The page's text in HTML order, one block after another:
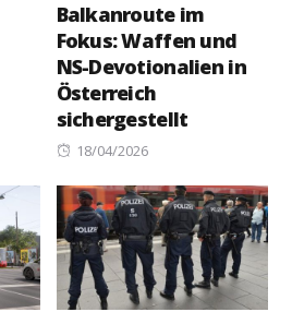
Balkanroute im
Fokus: Waffen und
NS-Devotionalien in
Österreich
sichergestellt
Posted
18/04/2026